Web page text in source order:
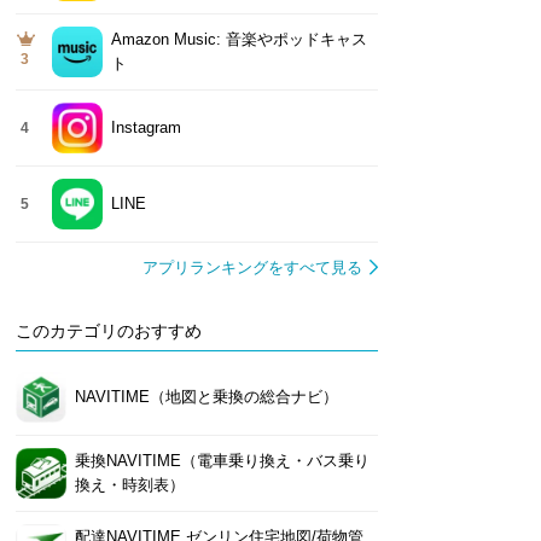
3
Amazon Music: 音楽やポッドキャス
ト
4 Instagram
5 LINE
アプリランキングをすべて見る
このカテゴリのおすすめ
NAVITIME（地図と乗換の総合ナビ）
乗換NAVITIME（電車乗り換え・バス乗り
換え・時刻表）
配達NAVITIME ゼンリン住宅地図/荷物管